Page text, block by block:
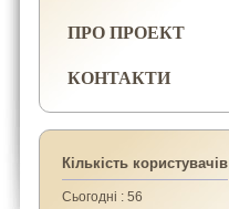
ПРО ПРОЕКТ
КОНТАКТИ
Кількість користувачів
Сьогодні : 56